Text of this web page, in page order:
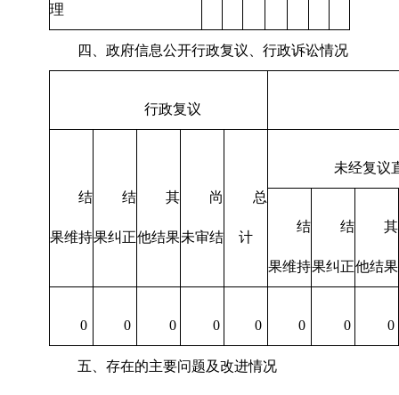
理
四、政府信息公开行政复议、行政诉讼情况
行政复议
结
果维持
结
果纠正
其
他结果
尚
未审结
总
计
未经复议
结
果维持
结
果纠正
其
他结果
0 0 0 0 0 0 0 0
五、存在的主要问题及改进情况